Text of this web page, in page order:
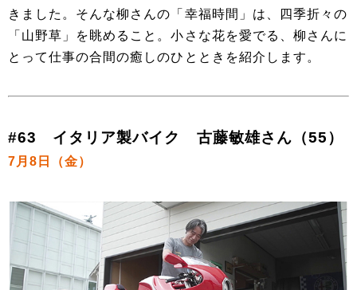
きました。そんな柳さんの「幸福時間」は、四季折々の
「山野草」を眺めること。小さな花を愛でる、柳さんに
とって仕事の合間の癒しのひとときを紹介します。
#63 イタリア製バイク 古藤敏雄さん（55）
7月8日（金）